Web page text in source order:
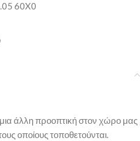
60X0
μια άλλη προοπτική στον χώρο μας
οποίους τοποθετούνται.